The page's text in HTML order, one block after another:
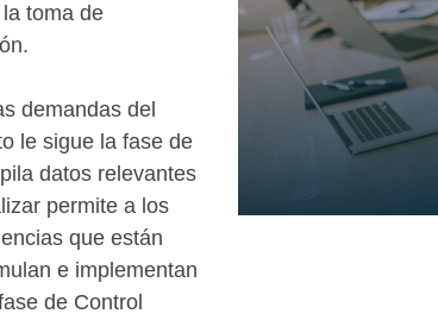
toma de
demandas del
le sigue la fase de
datos relevantes
permite a los
que están
e implementan
de Control